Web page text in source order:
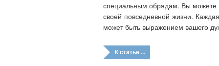
специальным обрядам. Вы можете
своей повседневной жизни.
может быть выражением вашего
К статье ...